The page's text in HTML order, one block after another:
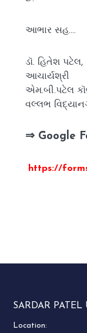
આભાર સહ….
ડૉ. હિતેશ પટેલ,
આચાર્યશ્રી
એમ.બી.પટેલ
વલ્લભ
⇒ Google
https://
SARDAR
Location: